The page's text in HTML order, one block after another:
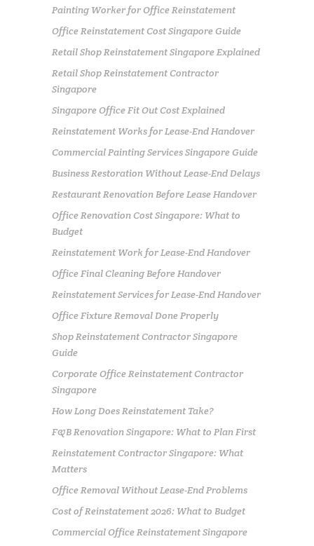
Painting Worker for Office Reinstatement
Office Reinstatement Cost Singapore Guide
Retail Shop Reinstatement Singapore Explained
Retail Shop Reinstatement Contractor
Singapore
Singapore Office Fit Out Cost Explained
Reinstatement Works for Lease-End Handover
Commercial Painting Services Singapore Guide
Business Restoration Without Lease-End Delays
Restaurant Renovation Before Lease Handover
Office Renovation Cost Singapore: What to
Budget
Reinstatement Work for Lease-End Handover
Office Final Cleaning Before Handover
Reinstatement Services for Lease-End Handover
Office Fixture Removal Done Properly
Shop Reinstatement Contractor Singapore
Guide
Corporate Office Reinstatement Contractor
Singapore
How Long Does Reinstatement Take?
F&B Renovation Singapore: What to Plan First
Reinstatement Contractor Singapore: What
Matters
Office Removal Without Lease-End Problems
Cost of Reinstatement 2026: What to Budget
Commercial Office Reinstatement Singapore